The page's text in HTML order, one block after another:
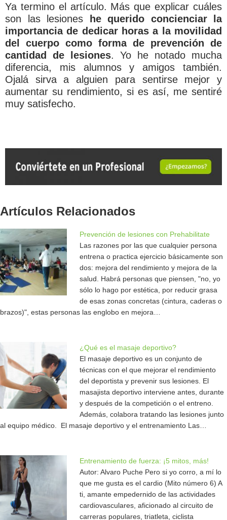
Ya termino el artículo. Más que explicar cuáles
son las lesiones he querido concienciar la
importancia de dedicar horas a la movilidad
del cuerpo como forma de prevención de
cantidad de lesiones. Yo he notado mucha
diferencia, mis alumnos y amigos también.
Ojalá sirva a alguien para sentirse mejor y
aumentar su rendimiento, si es así, me sentiré
muy satisfecho.
Artículos Relacionados
Prevención de lesiones con Prehabilitate
Las razones por las que cualquier persona
entrena o practica ejercicio básicamente son
dos: mejora del rendimiento y mejora de la
salud. Habrá personas que piensen, "no, yo
sólo lo hago por estética, por reducir grasa
de esas zonas concretas (cintura, caderas o
brazos)", estas personas las englobo en mejora…
¿Qué es el masaje deportivo?
El masaje deportivo es un conjunto de
técnicas con el que mejorar el rendimiento
del deportista y prevenir sus lesiones. El
masajista deportivo interviene antes, durante
y después de la competición o el entreno.
Además, colabora tratando las lesiones junto
al equipo médico. El masaje deportivo y el entrenamiento Las…
Entrenamiento de fuerza: ¡5 mitos, más!
Autor: Alvaro Puche Pero si yo corro, a mí lo
que me gusta es el cardio (Mito número 6) A
ti, amante empedernido de las actividades
cardiovasculares, aficionado al circuito de
carreras populares, triatleta, ciclista